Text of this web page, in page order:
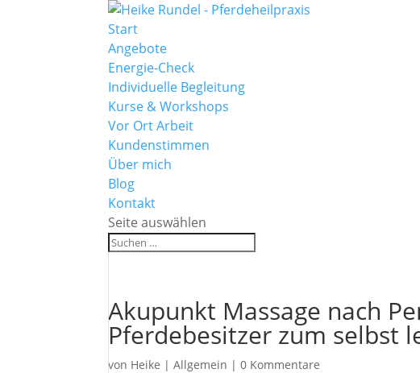
Start
Angebote
Energie-Check
Individuelle Begleitung
Kurse & Workshops
Vor Ort Arbeit
Kundenstimmen
Über mich
Blog
Kontakt
Seite auswählen
Akupunkt Massage nach
Pferdebesitzer zum selbst
von Heike |Allgemein |0 Kommentare